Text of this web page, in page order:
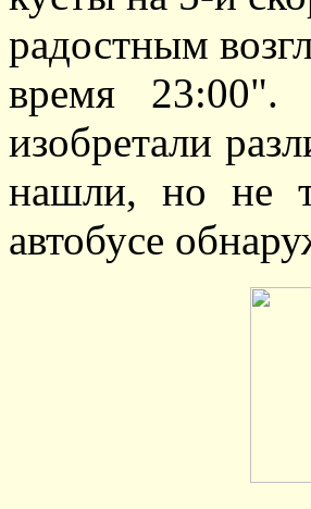
радостным
время
изобретали
нашли, но не
автобусе